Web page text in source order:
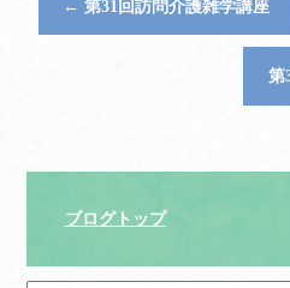
← 第31回訪問介護雑学講座
第
ブログトップ